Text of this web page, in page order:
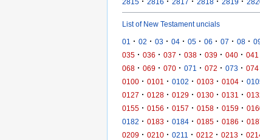
List of New Testament uncials
01 · 02 · 03 · 04 · 05 · 06 · 07 · 08 ·
035 · 036 · 037 · 038 · 039 · 040 · 041
068 · 069 · 070 · 071 · 072 · 073 · 074
0100 · 0101 · 0102 · 0103 · 0104 ·
0127 · 0128 · 0129 · 0130 · 0131 ·
0155 · 0156 · 0157 · 0158 · 0159 ·
0182 · 0183 · 0184 · 0185 · 0186 ·
0209 · 0210 · 0211 · 0212 · 0213 ·